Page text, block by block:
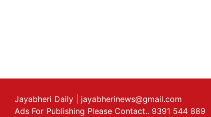
Jayabheri Daily
| jayabherinews@gmail.com
Ads For Publishing Please Contact.. 9391 544 889